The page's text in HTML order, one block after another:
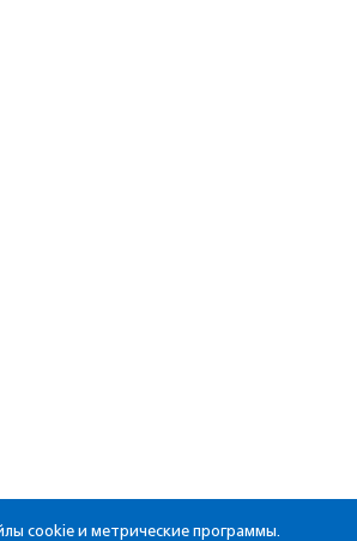
cookie и метрические программы.